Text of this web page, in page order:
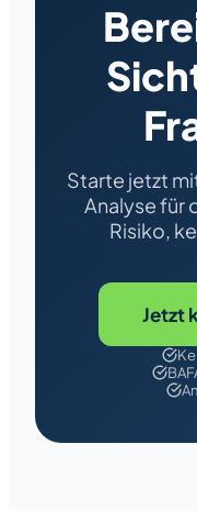
Starte jetzt
Analyse für
Risiko,
Jetzt